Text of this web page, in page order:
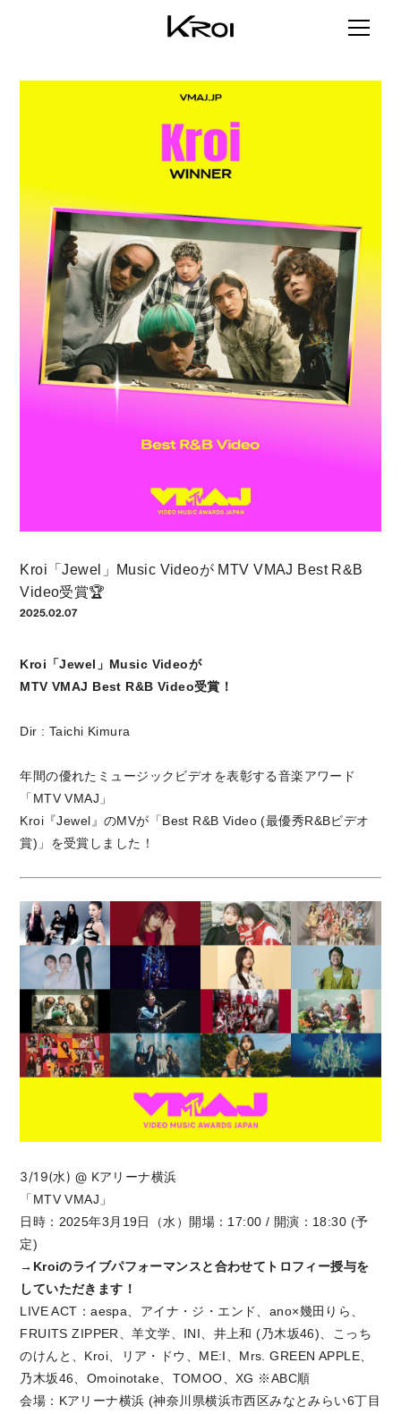
Kroi「Jewel」Music Videoが MTV VMAJ Best R&B
Video受賞🏆
2025.02.07
Kroi「Jewel」Music Videoが
MTV VMAJ Best R&B Video受賞！
Dir : Taichi Kimura
年間の優れたミュージックビデオを表彰する音楽アワード
「MTV VMAJ」
Kroi『Jewel』のMVが「Best R&B Video (最優秀R&Bビデオ
賞)」を受賞しました！
3/19(水) @ Kアリーナ横浜
「MTV VMAJ」
日時：2025年3月19日（水）開場：17:00 / 開演：18:30 (予
定)
→Kroiのライブパフォーマンスと合わせてトロフィー授与を
していただきます！
LIVE ACT：aespa、アイナ・ジ・エンド、ano×幾田りら、
FRUITS ZIPPER、羊文学、INI、井上和 (乃木坂46)、こっち
のけんと、Kroi、リア・ドウ、ME:I、Mrs. GREEN APPLE、
乃木坂46、Omoinotake、TOMOO、XG ※ABC順
会場：Kアリーナ横浜 (神奈川県横浜市西区みなとみらい6丁目